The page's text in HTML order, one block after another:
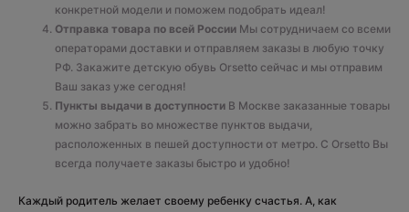
конкретной модели и поможем подобрать идеал!
Отправка товара по всей России Мы сотрудничаем со всеми
операторами доставки и отправляем заказы в любую точку
РФ. Закажите детскую обувь Orsetto сейчас и мы отправим
Ваш заказ уже сегодня!
Пункты выдачи в доступности В Москве заказанные товары
можно забрать во множестве пунктов выдачи,
расположенных в пешей доступности от метро. С Orsetto Вы
всегда получаете заказы быстро и удобно!
Каждый родитель желает своему ребенку счастья. А, как